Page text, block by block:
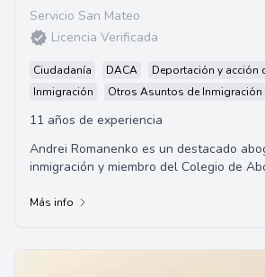
Servicio San Mateo
Licencia Verificada
Ciudadanía DACA
Deportación y acción
Inmigración
Otros Asuntos de Inmigración
11 años de experiencia
Andrei Romanenko es un destacado
inmigración y miembro del Colegio de
Más info